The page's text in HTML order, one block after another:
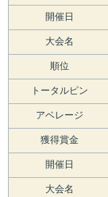
開催日
大会名
順位
トータルピン
アベレージ
獲得賞金
開催日
大会名